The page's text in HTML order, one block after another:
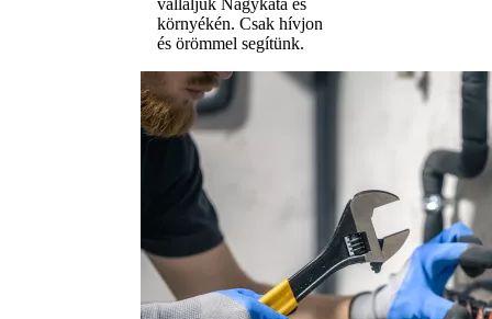
környékén. Csak hívjon
és örömmel segítünk.